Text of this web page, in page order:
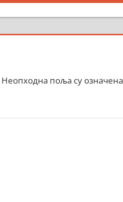
Неопходна поља су означена